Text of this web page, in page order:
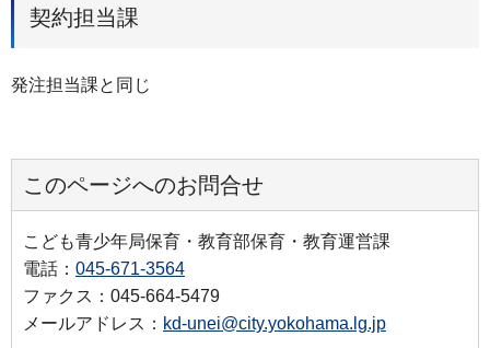
契約担当課
発注担当課と同じ
このページへのお問合せ
こども青少年局保育・教育部保育・教育運営課
電話： 045-671-3564
ファクス：045-664-5479
メールアドレス： kd-unei@city.yokohama.lg.jp